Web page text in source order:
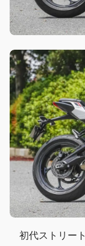
初代ストリー